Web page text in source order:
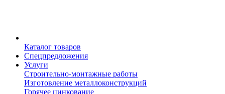
Каталог товаров
Спецпредложения
Услуги
Строительно-монтажные работы
Изготовление металлоконструкций
Горячее цинкование